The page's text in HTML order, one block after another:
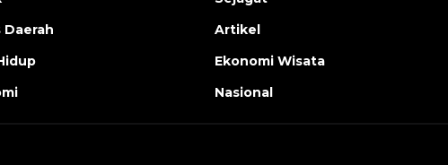
Artikel
Ekonomi Wisata
Nasional